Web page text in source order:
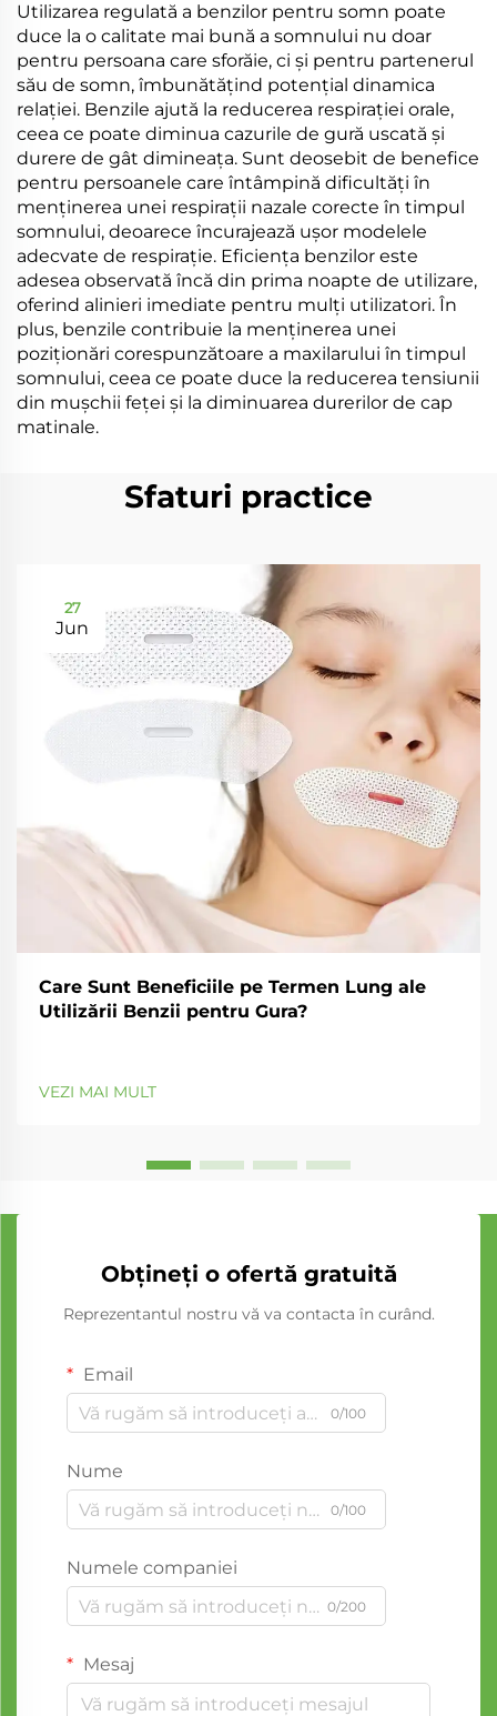
Utilizarea regulată a benzilor pentru somn poate
duce la o calitate mai bună a somnului nu doar
pentru persoana care sforăie, ci și pentru partenerul
său de somn, îmbunătățind potențial dinamica
relației. Benzile ajută la reducerea respirației orale,
ceea ce poate diminua cazurile de gură uscată și
durere de gât dimineața. Sunt deosebit de benefice
pentru persoanele care întâmpină dificultăți în
menținerea unei respirații nazale corecte în timpul
somnului, deoarece încurajează ușor modelele
adecvate de respirație. Eficiența benzilor este
adesea observată încă din prima noapte de utilizare,
oferind alinieri imediate pentru mulți utilizatori. În
plus, benzile contribuie la menținerea unei
poziționări corespunzătoare a maxilarului în timpul
somnului, ceea ce poate duce la reducerea tensiunii
din mușchii feței și la diminuarea durerilor de cap
matinale.
Sfaturi practice
27
Jun
Care Sunt Beneficiile pe Termen Lung ale
Utilizării Benzii pentru Gura?
VEZI MAI MULT
Obțineți o ofertă gratuită
Reprezentantul nostru vă va contacta în curând.
Email
0/100
Nume
0/100
Numele companiei
0/200
Mesaj